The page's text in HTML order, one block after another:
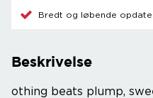
Bredt og løbende
Beskrivelse
othing beats plump,